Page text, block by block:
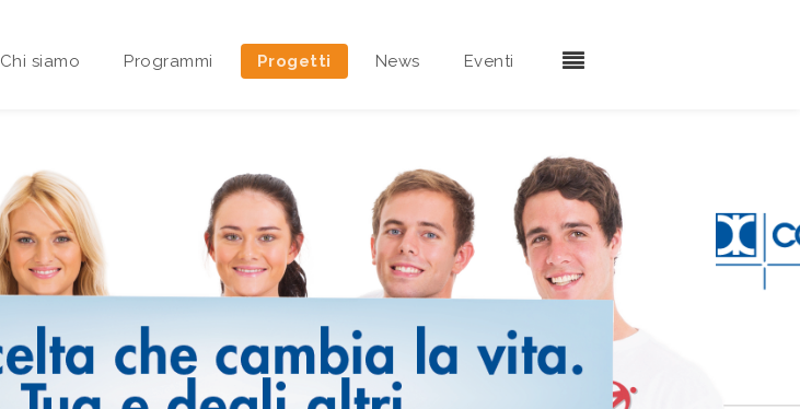
Chi siamo
Area riservata Sedi Territoriali
Programmi Progetti News Eventi